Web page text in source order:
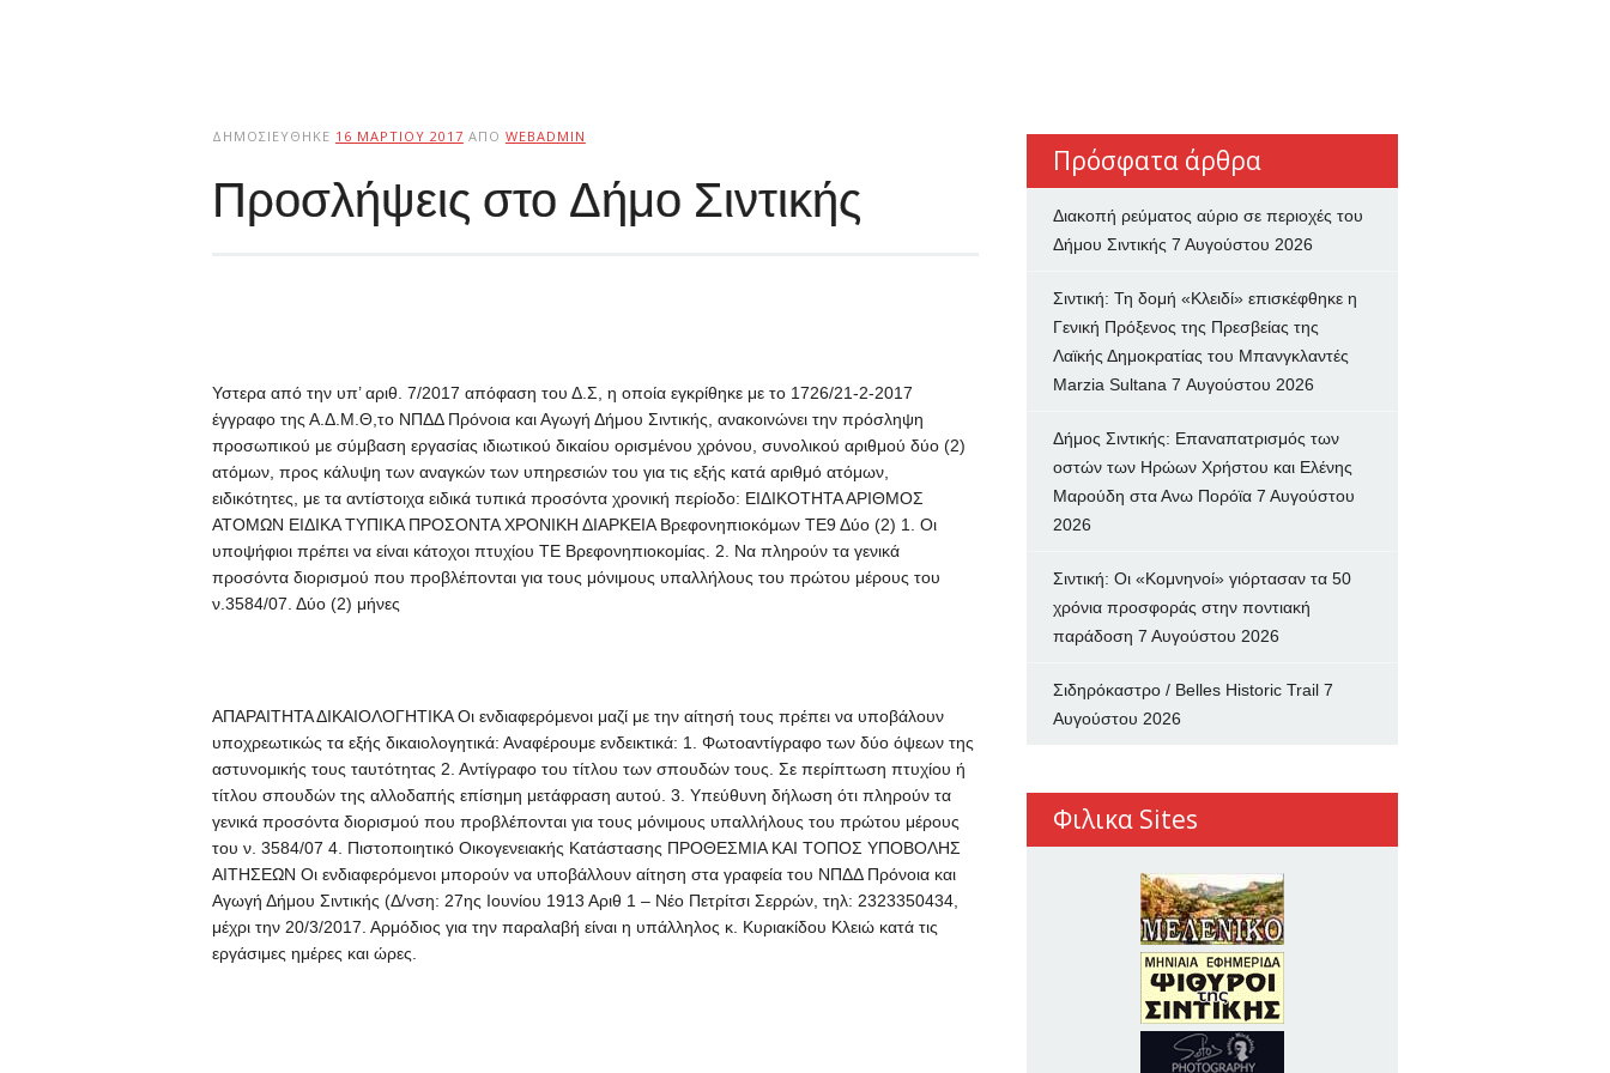
ΔΗΜΟΣΙΕΎΘΗΚΕ 16 ΜΑΡΤΊΟΥ 2017 ΑΠΌ WEBADMIN
Προσλήψεις στο Δήμο Σιντικής
Υστερα από την υπ’ αριθ. 7/2017 απόφαση του Δ.Σ, η οποία εγκρίθηκε με το 1726/21-2-2017
έγγραφο της Α.Δ.Μ.Θ,το ΝΠΔΔ Πρόνοια και Αγωγή Δήμου Σιντικής, ανακοινώνει την πρόσληψη
προσωπικού με σύμβαση εργασίας ιδιωτικού δικαίου ορισμένου χρόνου, συνολικού αριθμού δύο (2)
ατόμων, προς κάλυψη των αναγκών των υπηρεσιών του για τις εξής κατά αριθμό ατόμων,
ειδικότητες, με τα αντίστοιχα ειδικά τυπικά προσόντα χρονική περίοδο: ΕΙΔΙΚΟΤΗΤΑ ΑΡΙΘΜΟΣ
ΑΤΟΜΩΝ ΕΙΔΙΚΑ ΤΥΠΙΚΑ ΠΡΟΣΟΝΤΑ ΧΡΟΝΙΚΗ ΔΙΑΡΚΕΙΑ Βρεφονηπιοκόμων ΤΕ9 Δύο (2) 1. Οι
υποψήφιοι πρέπει να είναι κάτοχοι πτυχίου ΤΕ Βρεφονηπιοκομίας. 2. Να πληρούν τα γενικά
προσόντα διορισμού που προβλέπονται για τους μόνιμους υπαλλήλους του πρώτου μέρους του
ν.3584/07. Δύο (2) μήνες
ΑΠΑΡΑΙΤΗΤΑ ΔΙΚΑΙΟΛΟΓΗΤΙΚΑ Οι ενδιαφερόμενοι μαζί με την αίτησή τους πρέπει να υποβάλουν
υποχρεωτικώς τα εξής δικαιολογητικά: Αναφέρουμε ενδεικτικά: 1. Φωτοαντίγραφο των δύο όψεων της
αστυνομικής τους ταυτότητας 2. Αντίγραφο του τίτλου των σπουδών τους. Σε περίπτωση πτυχίου ή
τίτλου σπουδών της αλλοδαπής επίσημη μετάφραση αυτού. 3. Υπεύθυνη δήλωση ότι πληρούν τα
γενικά προσόντα διορισμού που προβλέπονται για τους μόνιμους υπαλλήλους του πρώτου μέρους
του ν. 3584/07 4. Πιστοποιητικό Οικογενειακής Κατάστασης ΠΡΟΘΕΣΜΙΑ ΚΑΙ ΤΟΠΟΣ ΥΠΟΒΟΛΗΣ
ΑΙΤΗΣΕΩΝ Οι ενδιαφερόμενοι μπορούν να υποβάλλουν αίτηση στα γραφεία του ΝΠΔΔ Πρόνοια και
Αγωγή Δήμου Σιντικής (Δ/νση: 27ης Ιουνίου 1913 Αριθ 1 – Νέο Πετρίτσι Σερρών, τηλ: 2323350434,
μέχρι την 20/3/2017. Αρμόδιος για την παραλαβή είναι η υπάλληλος κ. Κυριακίδου Κλειώ κατά τις
εργάσιμες ημέρες και ώρες.
Πρόσφατα άρθρα
Διακοπή ρεύματος αύριο σε περιοχές του
Δήμου Σιντικής 7 Αυγούστου 2026
Σιντική: Τη δομή «Κλειδί» επισκέφθηκε η
Γενική Πρόξενος της Πρεσβείας της
Λαϊκής Δημοκρατίας του Μπανγκλαντές
Marzia Sultana 7 Αυγούστου 2026
Δήμος Σιντικής: Επαναπατρισμός των
oστών των Ηρώων Χρήστου και Ελένης
Μαρούδη στα Ανω Πορόϊα 7 Αυγούστου
2026
Σιντική: Οι «Κομνηνοί» γιόρτασαν τα 50
χρόνια προσφοράς στην ποντιακή
παράδοση 7 Αυγούστου 2026
Σιδηρόκαστρο / Belles Historic Trail 7
Αυγούστου 2026
Φιλικα Sites